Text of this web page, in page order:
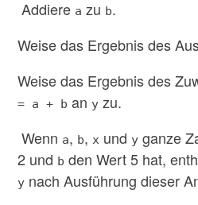
Addiere a zu b.
Weise das Ergebnis des
Weise das Ergebnis des
= a + b an y zu.
Wenn a, b, x und y ganze
2 und b den Wert 5 hat,
y nach Ausführung dieser